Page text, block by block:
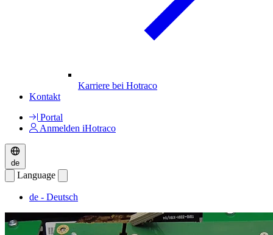
Karriere bei Hotraco
Kontakt
Portal
Anmelden iHotraco
de
Language
de - Deutsch